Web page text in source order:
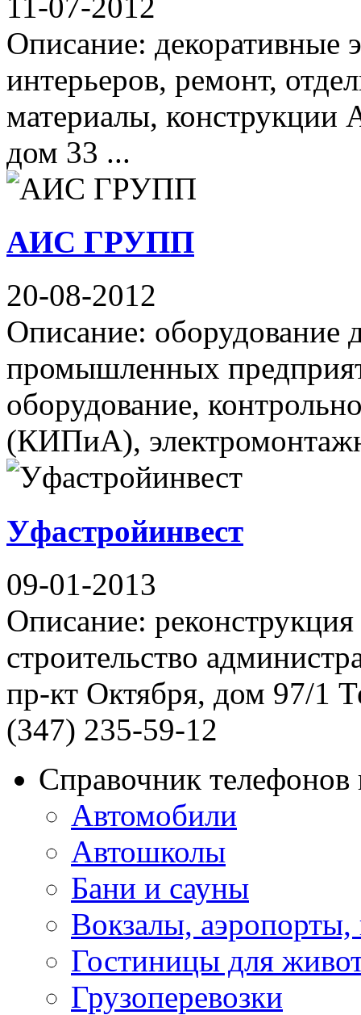
Описание: декоративные
интерьеров, ремонт,
материалы, конструкции
дом 33 ...
АИС ГРУПП
20-08-2012
Описание: оборудование
промышленных
оборудование,
(КИПиА),
Уфастройинвест
09-01-2013
Описание:
строительство
пр-кт Октября, дом 97/1
(347) 235-59-12
Справочник
Автомобили
Автошколы
Бани и сауны
Вокзалы,
Гостиницы для
Грузоперевозки